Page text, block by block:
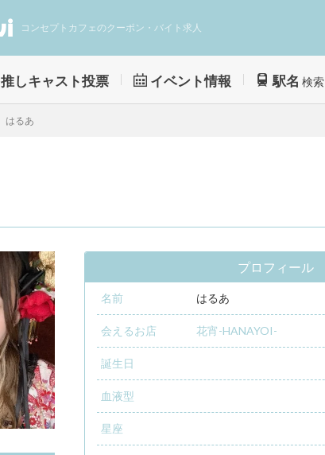
コンセプトカフェのクーポン・バイト求人
推しキャスト投票 イベント情報 駅名 検索
はるあ
プロフィール
名前 はるあ
会えるお店 花宵-HANAYOI-
誕生日
血液型
星座